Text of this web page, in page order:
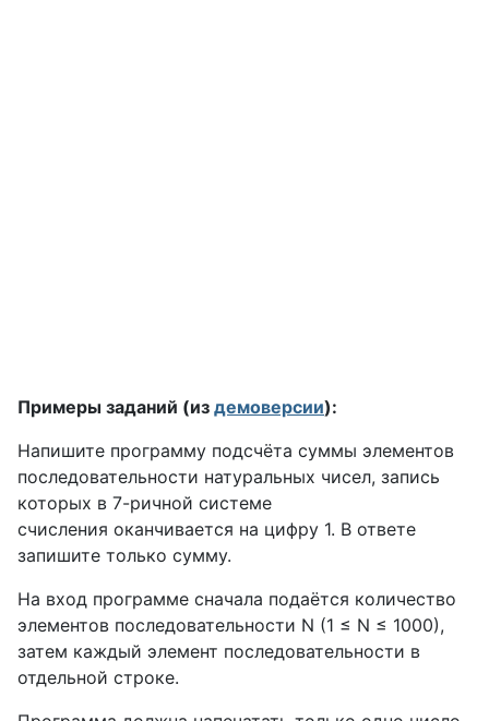
Примеры заданий (из демоверсии):
Напишите программу подсчёта суммы элементов
последовательности натуральных чисел, запись
которых в 7-ричной системе
счисления оканчивается на цифру 1. В ответе
запишите только сумму.
На вход программе сначала подаётся количество
элементов последовательности N (1 ≤ N ≤ 1000),
затем каждый элемент последовательности в
отдельной строке.